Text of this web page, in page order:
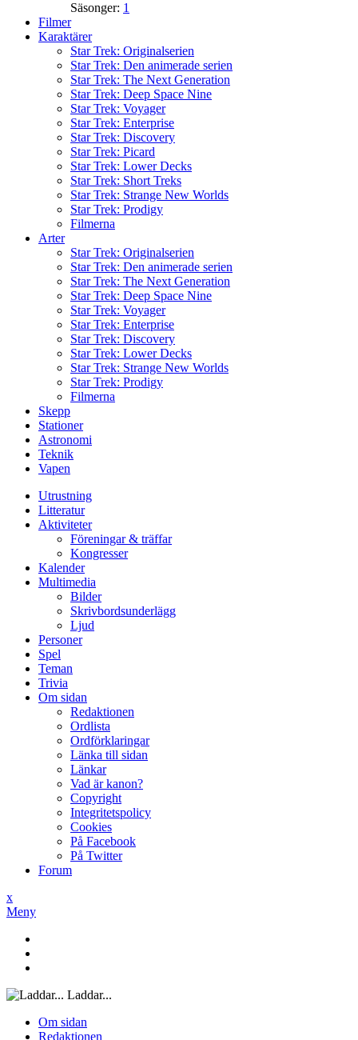
Säsonger: 1
Filmer
Karaktärer
Star Trek: Originalserien
Star Trek: Den animerade serien
Star Trek: The Next Generation
Star Trek: Deep Space Nine
Star Trek: Voyager
Star Trek: Enterprise
Star Trek: Discovery
Star Trek: Picard
Star Trek: Lower Decks
Star Trek: Short Treks
Star Trek: Strange New Worlds
Star Trek: Prodigy
Filmerna
Arter
Star Trek: Originalserien
Star Trek: Den animerade serien
Star Trek: The Next Generation
Star Trek: Deep Space Nine
Star Trek: Voyager
Star Trek: Enterprise
Star Trek: Discovery
Star Trek: Lower Decks
Star Trek: Strange New Worlds
Star Trek: Prodigy
Filmerna
Skepp
Stationer
Astronomi
Teknik
Vapen
Utrustning
Litteratur
Aktiviteter
Föreningar & träffar
Kongresser
Kalender
Multimedia
Bilder
Skrivbordsunderlägg
Ljud
Personer
Spel
Teman
Trivia
Om sidan
Redaktionen
Ordlista
Ordförklaringar
Länka till sidan
Länkar
Vad är kanon?
Copyright
Integritetspolicy
Cookies
På Facebook
På Twitter
Forum
x
Meny
Laddar...
Om sidan
Redaktionen